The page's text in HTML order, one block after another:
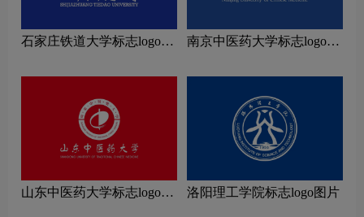
石家庄铁道大学标志logo图
南京中医药大学标志logo图
山东中医药大学标志logo图
洛阳理工学院标志logo图片